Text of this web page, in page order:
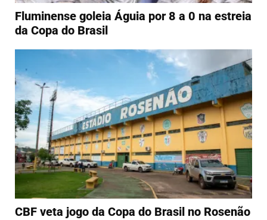
Fluminense goleia Águia por 8 a 0 na estreia
da Copa do Brasil
CBF veta jogo da Copa do Brasil no Rosenão